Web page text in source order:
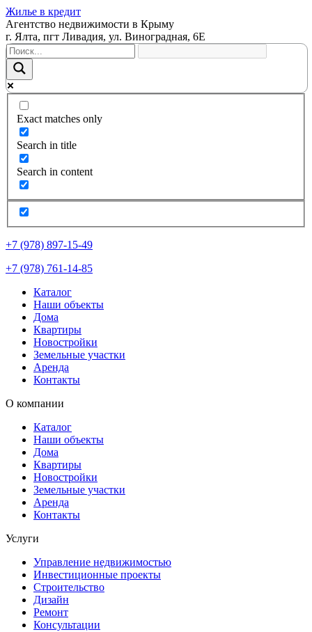
Жилье в кредит
Агентство недвижимости в Крыму
г. Ялта, пгт Ливадия, ул. Виноградная, 6Е
Exact matches only
Search in title
Search in content
+7 (978) 897-15-49
+7 (978) 761-14-85
Каталог
Наши объекты
Дома
Квартиры
Новостройки
Земельные участки
Аренда
Контакты
О компании
Каталог
Наши объекты
Дома
Квартиры
Новостройки
Земельные участки
Аренда
Контакты
Услуги
Управление недвижимостью
Инвестиционные проекты
Строительство
Дизайн
Ремонт
Консультации